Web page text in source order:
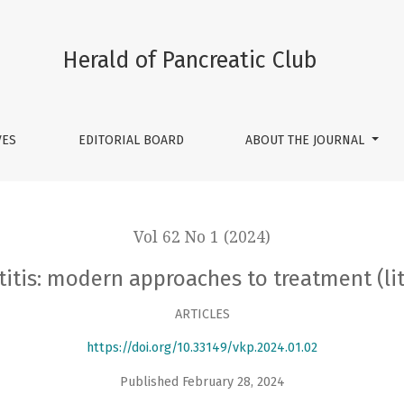
(literature review)
Herald of Pancreatic Club
EDITORIAL BOARD ABOUT THE JOURNAL
Vol 62 No 1 (2024)
modern approaches to treatment
ARTICLES
https://doi.org/10.33149/vkp.2024.01.02
Published February 28, 2024